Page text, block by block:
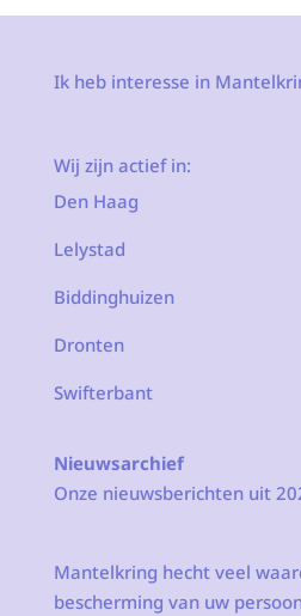
Ik heb interesse in
Wij zijn actief in:
Den Haag
Lelystad
Biddinghuizen
Dronten
Swifterbant
Nieuwsarchief
Onze nieuwsberichten uit
Mantelkring hecht veel
bescherming van uw